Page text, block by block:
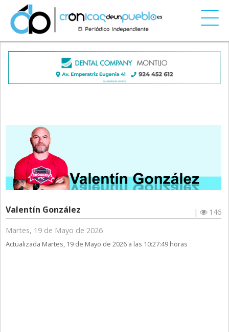
Valentín González |
146
Martes, 19 de Mayo de 2026
Actualizada Martes, 19 de Mayo de 2026 a las 10:27:49 horas